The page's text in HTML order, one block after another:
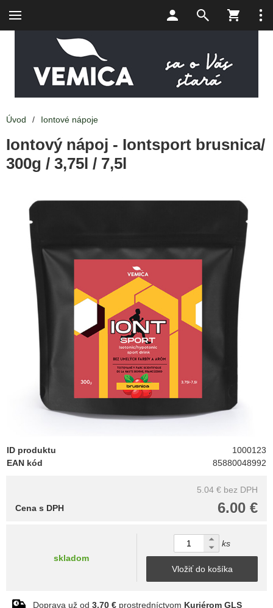
Úvod / Iontové nápoje
Iontový nápoj - Iontsport brusnica/
300g / 3,75l / 7,5l
ID produktu
1000123
EAN kód
85880048992
5.04 € bez DPH
6.00 €
Cena s DPH
skladom
ks
Vložiť do košíka
Doprava už od 3.70 € prostredníctvom Kuriérom GLS